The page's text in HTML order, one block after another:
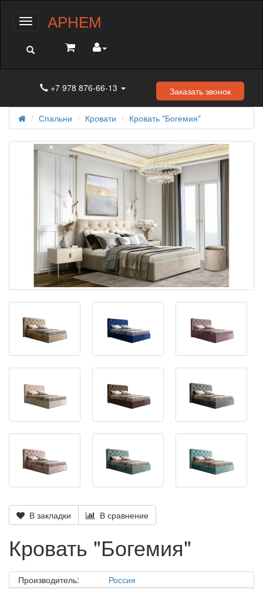
МенюАРНЕМ
+7 978 876-66-13 Заказать звонок
Спальни Кровати Кровать "Богемия"
В закладки В сравнение
Кровать "Богемия"
Производитель:
Россия